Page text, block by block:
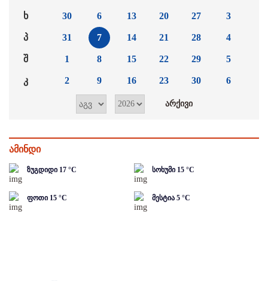
ხ
პ
შ
კ
30
31
1
2
6
7
8
9
13
14
15
16
20
21
22
23
27
28
29
30
3
4
5
6
ამინდი
ზუგდიდი 17 °C სოხუმი 15 °C
ფოთი 15 °C მესტია 5 °C